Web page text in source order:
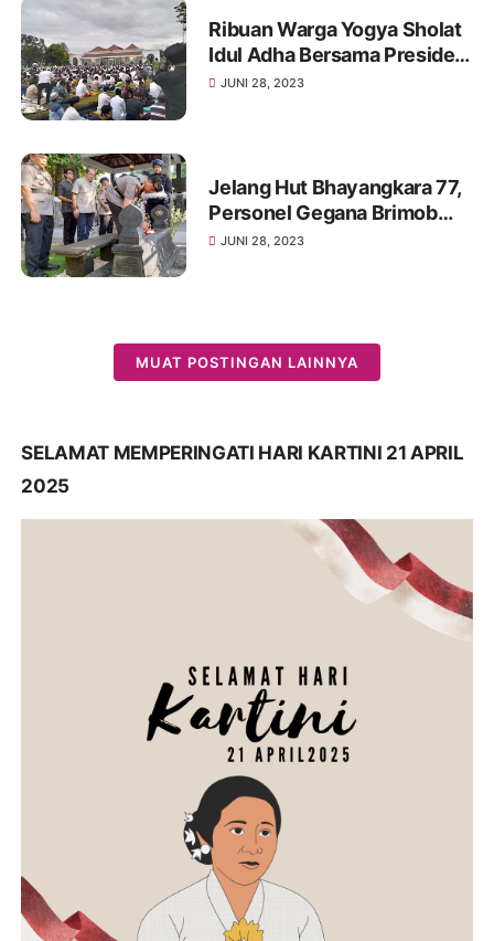
Ribuan Warga Yogya Sholat
Idul Adha Bersama Presiden
Jokowi di Gedung Agung
JUNI 28, 2023
Jelang Hut Bhayangkara 77,
Personel Gegana Brimob
Polri Ziarahi Makam Kapolri
JUNI 28, 2023
MUAT POSTINGAN LAINNYA
SELAMAT MEMPERINGATI HARI KARTINI 21 APRIL
2025